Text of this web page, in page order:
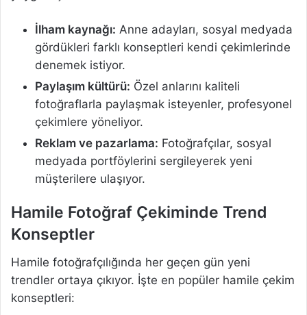
İlham kaynağı: Anne adayları, sosyal medyada
gördükleri farklı konseptleri kendi çekimlerinde
denemek istiyor.
Paylaşım kültürü: Özel anlarını kaliteli
fotoğraflarla paylaşmak isteyenler, profesyonel
çekimlere yöneliyor.
Reklam ve pazarlama: Fotoğrafçılar, sosyal
medyada portföylerini sergileyerek yeni
müşterilere ulaşıyor.
Hamile Fotoğraf Çekiminde Trend
Konseptler
Hamile fotoğrafçılığında her geçen gün yeni
trendler ortaya çıkıyor. İşte en popüler hamile çekim
konseptleri: